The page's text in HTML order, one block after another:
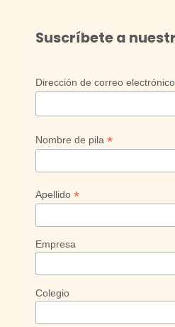
Suscríbete a
Dirección de correo electrónico
Nombre de pila *
Apellido *
Empresa
Colegio